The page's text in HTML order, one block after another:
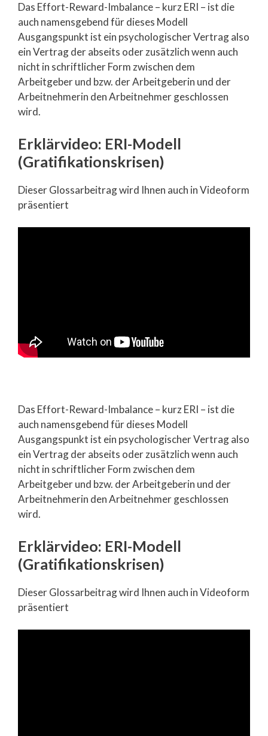
Das Effort-Reward-Imbalance – kurz ERI – ist die
auch namensgebend für dieses Modell
Ausgangspunkt ist ein psychologischer Vertrag also
ein Vertrag der abseits oder zusätzlich wenn auch
nicht in schriftlicher Form zwischen dem
Arbeitgeber und bzw. der Arbeitgeberin und der
Arbeitnehmerin den Arbeitnehmer geschlossen
wird.
Erklärvideo: ERI-Modell
(Gratifikationskrisen)
Dieser Glossarbeitrag wird Ihnen auch in Videoform
präsentiert
Das Effort-Reward-Imbalance – kurz ERI – ist die
auch namensgebend für dieses Modell
Ausgangspunkt ist ein psychologischer Vertrag also
ein Vertrag der abseits oder zusätzlich wenn auch
nicht in schriftlicher Form zwischen dem
Arbeitgeber und bzw. der Arbeitgeberin und der
Arbeitnehmerin den Arbeitnehmer geschlossen
wird.
Erklärvideo: ERI-Modell
(Gratifikationskrisen)
Dieser Glossarbeitrag wird Ihnen auch in Videoform
präsentiert